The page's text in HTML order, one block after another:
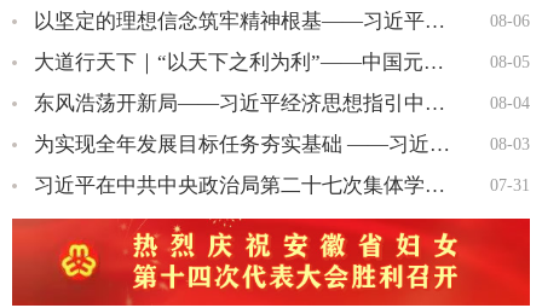
08-06
以坚定的理想信念筑牢精神根基——习近平党建思想理论品格系列述…
08-05
大道行天下｜“以天下之利为利”——中国元首外交的世界情怀与大…
08-04
东风浩荡开新局——习近平经济思想指引中国经济高质量发展行稳致…
08-03
为实现全年发展目标任务夯实基础 ——习近平总书记引领“十五五…
07-31
习近平在中共中央政治局第二十七次集体学习时强调 强化政治引领 …